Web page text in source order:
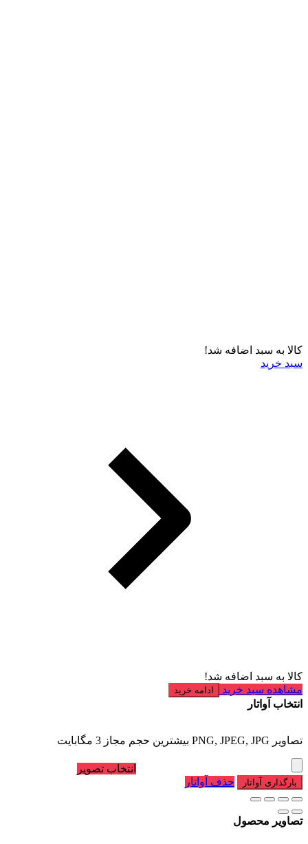
کالا به سبد اضافه شد!
سبد خرید
کالا به سبد اضافه شد!
مشاهده سبد خرید
ادامه خرید
انتخاب آواتار
تصاویر PNG, JPEG, JPG بیشترین حجم مجاز 3 مگابایت
انتخاب تصویر
بارگذاری آواتار حذف آواتار
تصاویر محصول